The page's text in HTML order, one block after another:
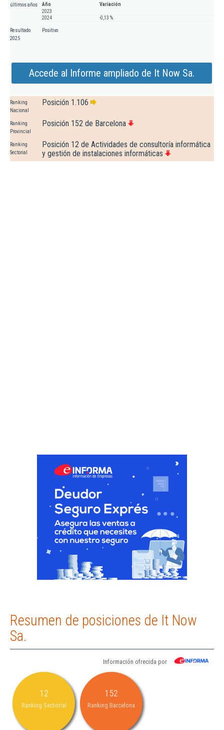
últimos años
Año
Variación
2023
2024
-0,13 %
Resultado
2025
Positivo
Accede al Informe ampliado de It Now Sa.
Ranking
Nacional
Posición 1.106
Ranking
Provincial
Posición 152 de Barcelona
Ranking
Sectorial
Posición 12 de Actividades de consultoría informática
y gestión de instalaciones informáticas
Resumen de posiciones de It Now
Sa.
Información ofrecida por
12
Ranking Sectorial
152
Ranking Barcelona